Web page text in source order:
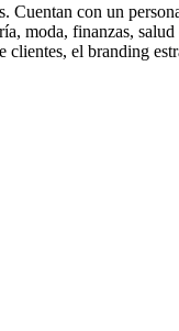
Cuentan con un
moda, finanzas,
clientes, el branding